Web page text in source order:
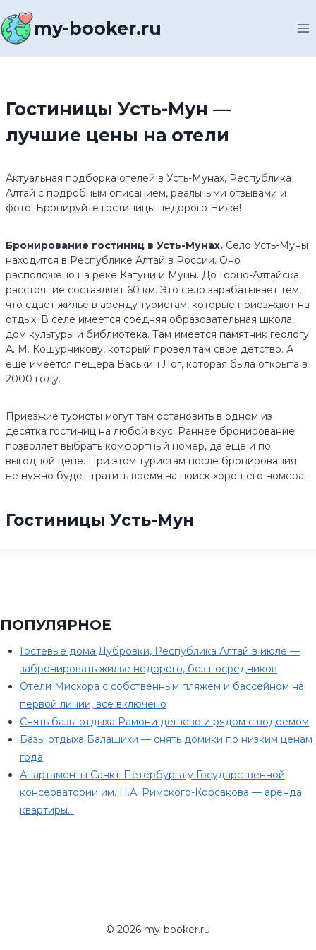
к
содержимомуmy-booker.ru
Гостиницы Усть-Мун —
лучшие цены на отели
Актуальная подборка отелей в Усть-Мунах, Республика
Алтай с подробным описанием, реальными отзывами и
фото. Бронируйте гостиницы недорого Ниже!
Бронирование гостиниц в Усть-Мунах. Село Усть-Муны
находится в Республике Алтай в России. Оно
расположено на реке Катуни и Муны. До Горно-Алтайска
расстояние составляет 60 км. Это село зарабатывает тем,
что сдает жилье в аренду туристам, которые приезжают на
отдых. В селе имеется средняя образовательная школа,
дом культуры и библиотека. Там имеется памятник геологу
А. М. Кошурникову, который провел там свое детство. А
ещё имеется пещера Васькин Лог, которая была открыта в
2000 году.
Приезжие туристы могут там остановить в одном из
десятка гостиниц на любой вкус. Раннее бронирование
позволяет выбрать комфортный номер, да ещё и по
выгодной цене. При этом туристам после бронирования
не нужно будет тратить время на поиск хорошего номера.
Гостиницы Усть-Мун
ПОПУЛЯРНОЕ
Гостевые дома Дубровки, Республика Алтай в июле —
забронировать жилье недорого, без посредников
Отели Мисхора с собственным пляжем и бассейном на
первой линии, все включено
Снять базы отдыха Рамони дешево и рядом с водоемом
Базы отдыха Балашихи — снять домики по низким ценам
года
Апартаменты Санкт-Петербурга у Государственной
консерватории им. Н.А. Римского-Корсакова — аренда
квартиры…
© 2026 my-booker.ru